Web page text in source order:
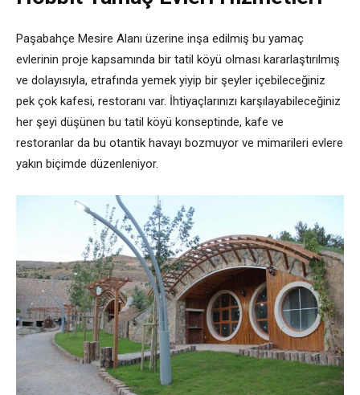
Paşabahçe Mesire Alanı üzerine inşa edilmiş bu yamaç
evlerinin proje kapsamında bir tatil köyü olması kararlaştırılmış
ve dolayısıyla, etrafında yemek yiyip bir şeyler içebileceğiniz
pek çok kafesi, restoranı var. İhtiyaçlarınızı karşılayabileceğiniz
her şeyi düşünen bu tatil köyü konseptinde, kafe ve
restoranlar da bu otantik havayı bozmuyor ve mimarileri evlere
yakın biçimde düzenleniyor.